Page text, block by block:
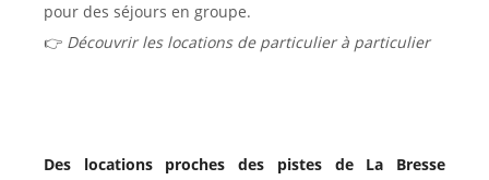
pour des séjours en groupe.
👉 Découvrir les locations de particulier à particulier
Des locations proches des pistes de La Bresse